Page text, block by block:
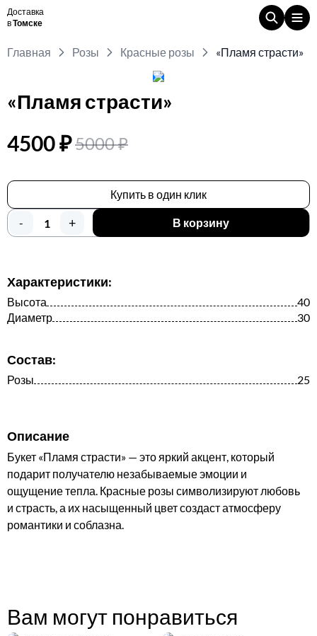
Доставка
вТомске
Главная Розы Красные розы «Пламя страсти»
«Пламя страсти»
4500 ₽5000 ₽
Купить в один клик
- + В корзину
Характеристики:
Высота
40
Диаметр
30
Состав:
Розы 25
Описание
Букет «Пламя страсти» — это яркий акцент, который
подарит получателю незабываемые эмоции и
ощущение тепла. Красные розы символизируют любовь
и страсть, а их насыщенный цвет создаст атмосферу
романтики и соблазна.
Вам могут понравиться